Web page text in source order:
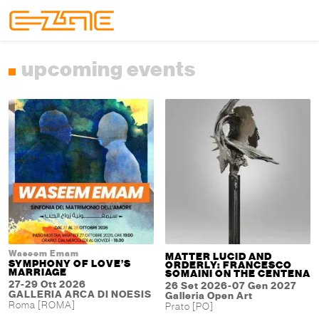
upcoming events
Waseem Emam
SYMPHONY OF LOVE’S
MARRIAGE
27-29 Ott 2026
GALLERIA ARCA DI NOESIS
Roma [ROMA]
MATTER LUCID AND
ORDERLY: FRANCESCO
SOMAINI ON THE CENTENA
26 Set 2026-07 Gen 2027
Galleria Open Art
Prato [PO]